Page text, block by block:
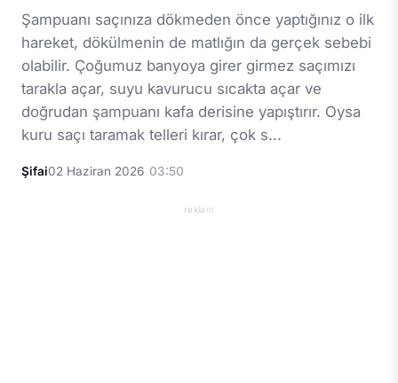
Şampuanı saçınıza dökmeden önce yaptığınız o ilk
hareket, dökülmenin de matlığın da gerçek sebebi
olabilir. Çoğumuz banyoya girer girmez saçımızı
tarakla açar, suyu kavurucu sıcakta açar ve
doğrudan şampuanı kafa derisine yapıştırır. Oysa
kuru saçı taramak telleri kırar, çok s...
Şifai02 Haziran 2026 03:50
reklam